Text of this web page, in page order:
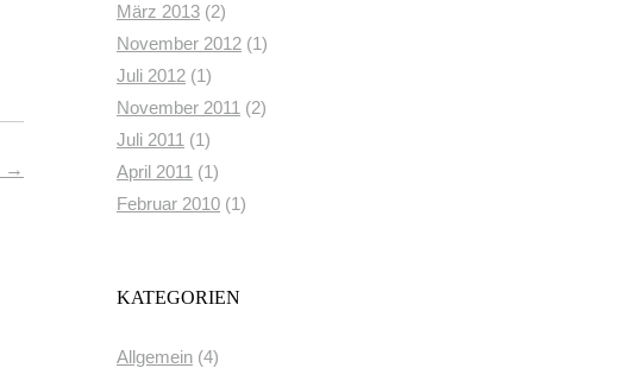
→
März 2013 (2)
November 2012 (1)
Juli 2012 (1)
November 2011 (2)
Juli 2011 (1)
April 2011 (1)
Februar 2010 (1)
KATEGORIEN
Allgemein (4)